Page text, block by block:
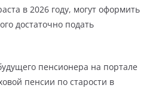
в 2026 году, могут оформить
достаточно подать
пенсионера на портале
пенсии по старости в